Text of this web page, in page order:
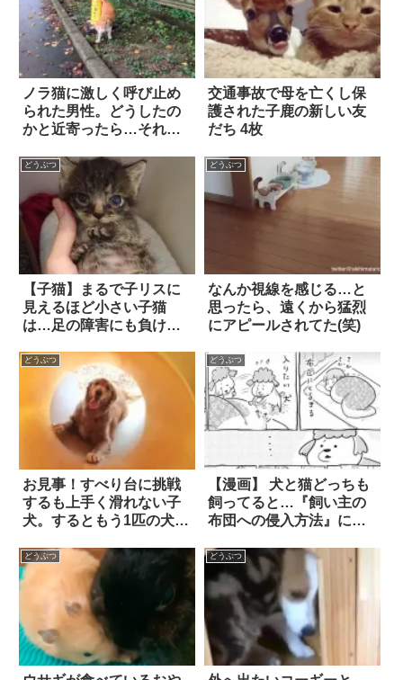
ノラ猫に激しく呼び止め
られた男性。どうしたの
かと近寄ったら…それが
交通事故で母を亡くし保
護された子鹿の新しい友
だち 4枚
どうぶつ
【子猫】まるで子リスに
見えるほど小さい子猫
は…足の障害にも負け
受けて、すくすくと成長
どうぶつ
なんか視線を感じる…と
思ったら、遠くから猛烈
にアピールされてた(笑)
どうぶつ
お見事！すべり台に挑戦
するも上手く滑れない子
犬。するともう1匹の犬
どうぶつ
【漫画】 犬と猫どっちも
飼ってると…『飼い主の
布団への侵入方法』に
れてしまう！？
どうぶつ どうぶつ